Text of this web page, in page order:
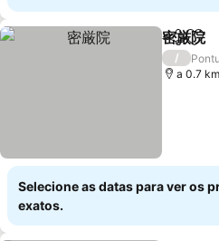
Partilhar
密厳院
/
a 0.7
Selecione as datas para ver os
exatos.